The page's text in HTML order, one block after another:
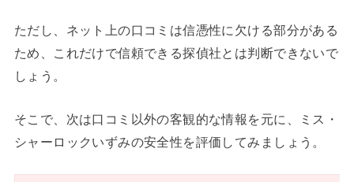
ただし、ネット上の口コミは信憑性に欠ける部分がある
ため、これだけで信頼できる探偵社とは判断できないで
しょう。
そこで、次は口コミ以外の客観的な情報を元に、ミス・
シャーロックいずみの安全性を評価してみましょう。